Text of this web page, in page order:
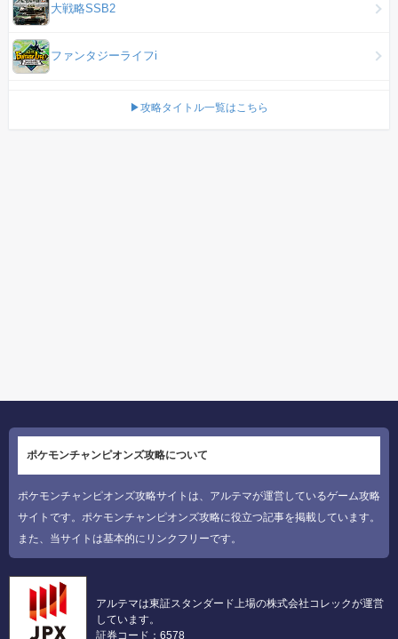
大戦略SSB2
ファンタジーライフi
▶攻略タイトル一覧はこちら
ポケモンチャンピオンズ攻略について
ポケモンチャンピオンズ攻略サイトは、アルテマが運営しているゲーム攻略
サイトです。ポケモンチャンピオンズ攻略に役立つ記事を掲載しています。
また、当サイトは基本的にリンクフリーです。
アルテマは東証スタンダード上場の株式会社コレックが運営
しています。
証券コード：6578